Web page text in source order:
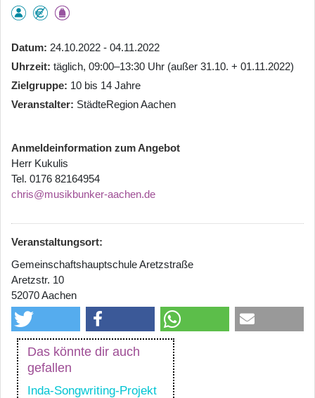
Datum 24.10.2022 - 04.11.2022
Uhrzeit täglich, 09:00–13:30 Uhr (außer 31.10. + 01.11.2022)
Zielgruppe 10 bis 14 Jahre
Veranstalter StädteRegion Aachen
Anmeldeinformation zum Angebot
Herr Kukulis
Tel. 0176 82164954
chris@musikbunker-aachen.de
Veranstaltungsort:
Gemeinschaftshauptschule Aretzstraße
Aretzstr. 10
52070 Aachen
Das könnte dir auch
gefallen
Inda-Songwriting-Projekt